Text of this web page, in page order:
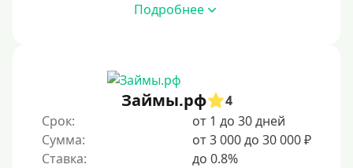
Подробнее
Займы.рф
4
Срок:
от 1 до 30 дней
Сумма:
от 3 000 до 30 000 ₽
Ставка:
до 0.8%